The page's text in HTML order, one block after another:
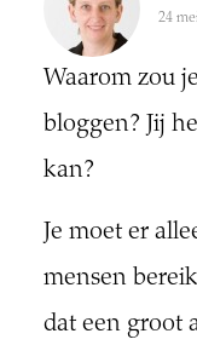
24
Waarom zou
bloggen? Jij
kan?
Je moet er
mensen
dat een groot